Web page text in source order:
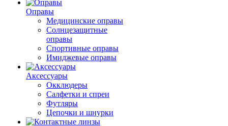
Оправы
Медицинские оправы
Солнцезащитные
оправы
Спортивные оправы
Имиджевые оправы
Аксессуары
Окклюдеры
Салфетки и спреи
Футляры
Цепочки и шнурки